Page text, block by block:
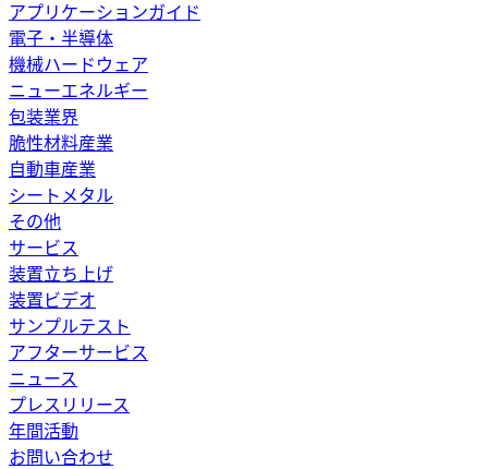
アプリケーションガイド
電子・半導体
機械ハードウェア
ニューエネルギー
包装業界
脆性材料産業
自動車産業
シートメタル
その他
サービス
装置立ち上げ
装置ビデオ
サンプルテスト
アフターサービス
ニュース
プレスリリース
年間活動
お問い合わせ